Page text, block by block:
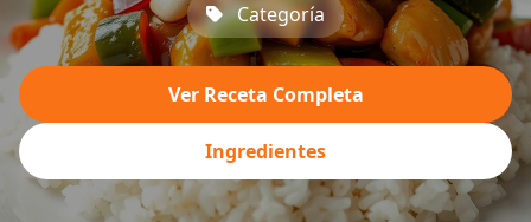
Categoría
Ver Receta Completa
Ingredientes